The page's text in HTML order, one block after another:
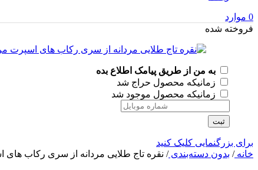
0 موارد
فروخته شده
به من از طریق پیامک اطلاع بده
زمانیکه محصول حراج شد
زمانیکه محصول موجود شد
ثبت
برای بزرگنمایی کلیک کنید
خانه/ بدون دسته‌بندی/ نقره تاج طلایی مردانه از سری رکاب های